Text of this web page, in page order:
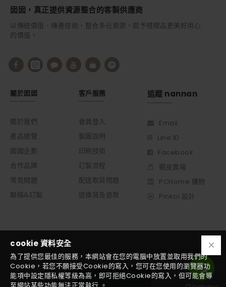
囡囡，真正提供資源整合的客製供應商
以傳統價值、傳產技術，整合多元資源，賦予禮贈品更美好用心
的價值。
關於囡囡
關於我們
產品總覽
囡囡企劃
合作品牌
常見問題
聯絡&訂製
客戶服務
會員登入
製圖說明
印刷技術
訂製流程
配送取貨問題
退換貨及退款
追蹤 nannan
Email
Line ID
Facebook
蝦皮賣場
PCHome 購物
Pinkoi 設計
cookie 資料安全
為了提供您最佳的服務，本網站會在您的電腦中放置並取用我們的
Cookie，若您不願接受Cookie的寫入，您可在您使用的瀏覽器功
能項中設定隱私權等級為高，即可拒絕Cookie的寫入，但可能會導
FILTER PRODUCTS